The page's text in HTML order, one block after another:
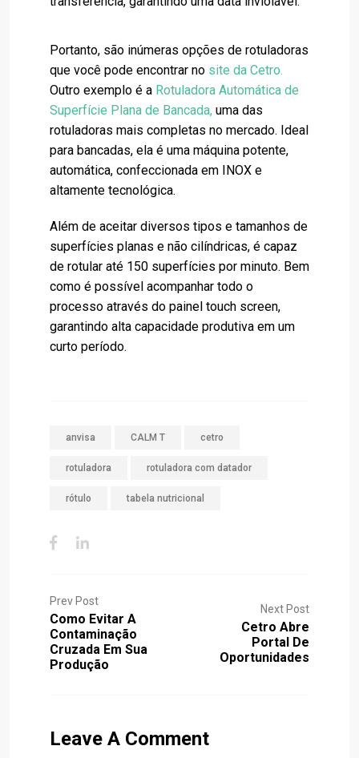
Portanto, são inúmeras opções de rotuladoras
que você pode encontrar no site da Cetro.
Outro exemplo é a Rotuladora Automática de
Superfície Plana de Bancada, uma das
rotuladoras mais completas no mercado. Ideal
para bancadas, ela é uma máquina potente,
automática, confeccionada em INOX e
altamente tecnológica.
Além de aceitar diversos tipos e tamanhos de
superfícies planas e não cilíndricas, é capaz
de rotular até 150 superfícies por minuto. Bem
como é possível acompanhar todo o
processo através do painel touch screen,
garantindo alta capacidade produtiva em um
curto período.
anvisa CALM T cetro
rotuladora rotuladora com datador
rótulo tabela nutricional
Prev Post
Como Evitar A
Contaminação
Cruzada Em Sua
Produção
Next Post
Cetro Abre
Portal De
Oportunidades
Leave A Comment